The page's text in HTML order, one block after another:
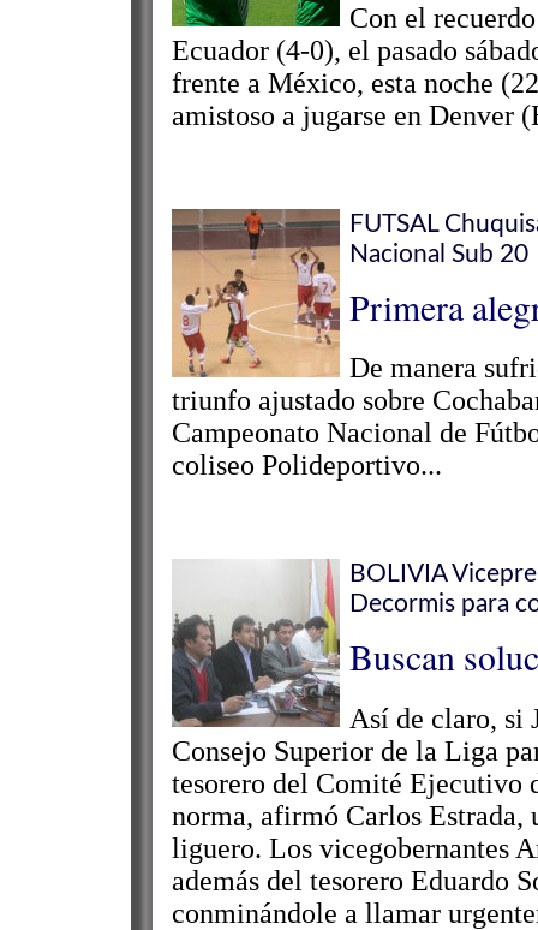
Con el
Ecuador (4-0), el pasado
frente a México, esta noche
amistoso a jugarse en Denver
FUTSAL
Nacional Sub 20
Primera
De manera
triunfo ajustado sobre
Campeonato Nacional de
coliseo Polideportivo...
BOLIVIA
Decormis para
Buscan
Así de claro, si
Consejo Superior de la Liga
tesorero del Comité Ejecutivo
norma, afirmó Carlos Estrada,
liguero. Los vicegobernantes
además del tesorero Eduardo
conminándole a llamar